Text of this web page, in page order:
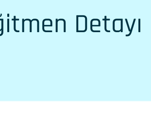
Detayı